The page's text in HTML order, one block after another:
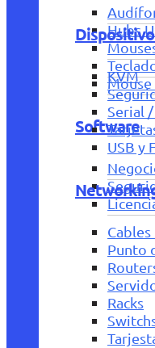
Hubs
Mouse
Software
KVM
Serial
USB y
Punto
Racks